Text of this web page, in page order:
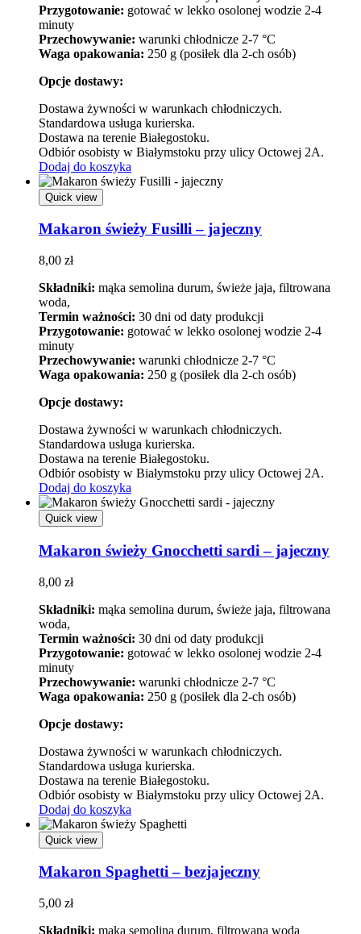
Przygotowanie: gotować w lekko osolonej wodzie 2-4
minuty
Przechowywanie: warunki chłodnicze 2-7 °C
Waga opakowania: 250 g (posiłek dla 2-ch osób)
Opcje dostawy:
Dostawa żywności w warunkach chłodniczych.
Standardowa usługa kurierska.
Dostawa na terenie Białegostoku.
Odbiór osobisty w Białymstoku przy ulicy Octowej 2A.
Dodaj do koszyka
Quick view
Makaron świeży Fusilli – jajeczny
8,00 zł
Składniki: mąka semolina durum, świeże jaja, filtrowana
woda,
Termin ważności: 30 dni od daty produkcji
Przygotowanie: gotować w lekko osolonej wodzie 2-4
minuty
Przechowywanie: warunki chłodnicze 2-7 °C
Waga opakowania: 250 g (posiłek dla 2-ch osób)
Opcje dostawy:
Dostawa żywności w warunkach chłodniczych.
Standardowa usługa kurierska.
Dostawa na terenie Białegostoku.
Odbiór osobisty w Białymstoku przy ulicy Octowej 2A.
Dodaj do koszyka
Quick view
Makaron świeży Gnocchetti sardi – jajeczny
8,00 zł
Składniki: mąka semolina durum, świeże jaja, filtrowana
woda,
Termin ważności: 30 dni od daty produkcji
Przygotowanie: gotować w lekko osolonej wodzie 2-4
minuty
Przechowywanie: warunki chłodnicze 2-7 °C
Waga opakowania: 250 g (posiłek dla 2-ch osób)
Opcje dostawy:
Dostawa żywności w warunkach chłodniczych.
Standardowa usługa kurierska.
Dostawa na terenie Białegostoku.
Odbiór osobisty w Białymstoku przy ulicy Octowej 2A.
Dodaj do koszyka
Quick view
Makaron Spaghetti – bezjajeczny
5,00 zł
Składniki: mąka semolina durum, filtrowana woda